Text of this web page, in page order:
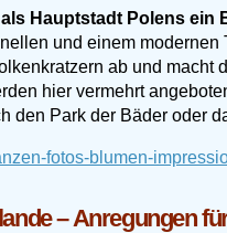
Hauptstadt Polens ein
und einem
ab und
hier vermehrt
den Park der Bäder oder
– Anregungen